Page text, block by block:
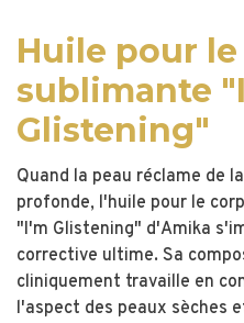
Huile pour
sublimante
Glistening"
Quand la peau réclame de
profonde, l'huile pour le
"I'm Glistening" d'Amika
corrective ultime. Sa
cliniquement travaille en
l'aspect des peaux sèches